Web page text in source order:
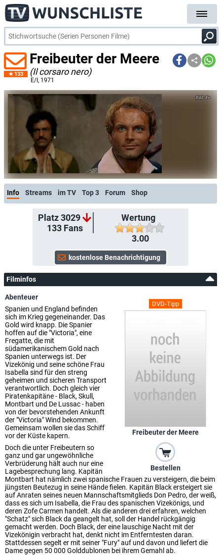
133
Freibeuter der Meere
(Il corsaro nero)
E/I , 1971
4+
Info Streams im TV Top 3 Forum Shop
Platz 3029
133Fans
Wertung
3.00
Filminfos
DVD-Tipp
Freibeuter der Meere
Bestellen
Abenteuer
Spanien und England befinden
sich im Krieg gegeneinander. Das
Gold wird knapp. Die Spanier
hoffen auf die "Victoria", eine
Fregatte, die mit
südamerikanischem Gold nach
Spanien unterwegs ist. Der
Vizekönig und seine schöne Frau
Isabella sind für den streng
geheimen und sicheren Transport
verantwortlich. Doch gleich vier
Piratenkapitäne - Black, Skull,
Montbart und De Lussac - haben
von der bevorstehenden Ankunft
der "Victoria" Wind bekommen.
Gemeinsam wollen sie das Schiff
vor der Küste kapern.
Doch die unter Freibeutern so
ganz und gar ungewöhnliche
Verbrüderung hält auch nur eine
Lagebesprechung lang. Kapitän
Montbart hat nämlich zwei spanische Frauen zu versteigern, die beim
jüngsten Beutezug in seine Hände fielen. Kapitän Black ersteigert sie
auf Anraten seines neuen Mannschaftsmitglieds Don Pedro, der weiß,
dass es sich um Isabella, die Frau des spanischen Vizekönigs, und
deren Zofe Carmen handelt. Als die anderen drei erfahren, welchen
"Schatz" sich Black da geangelt hat, soll der Handel rückgängig
gemacht werden. Doch Black, der eine lauschige Nacht mit der
Vizekönigin verbracht hat, denkt nicht im Entferntesten daran.
Stattdessen segelt er mit seiner "Fury" auf und davon und liefert die
Dame gegen 50 000 Golddublonen bei ihrem Gemahl ab.